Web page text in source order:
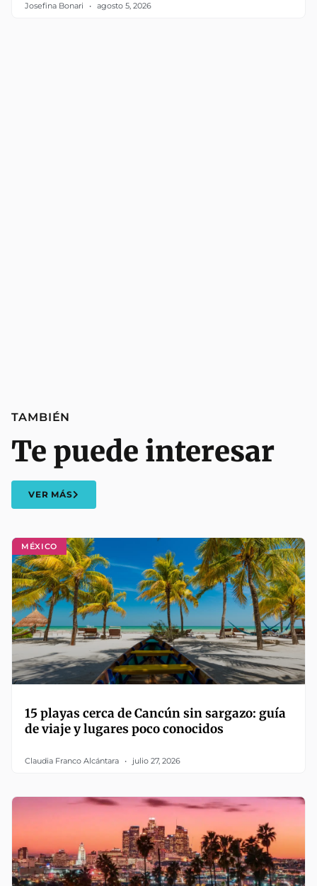
Josefina Bonari agosto 5, 2026
MÉXICO
15 playas cerca de Cancún sin sargazo: guía
de viaje y lugares poco conocidos
Claudia Franco Alcántara julio 27, 2026
TAMBIÉN
Te puede interesar
VER MÁS